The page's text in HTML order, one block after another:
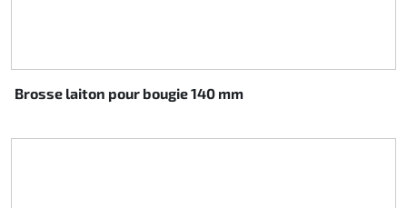
Brosse laiton pour bougie 140 mm